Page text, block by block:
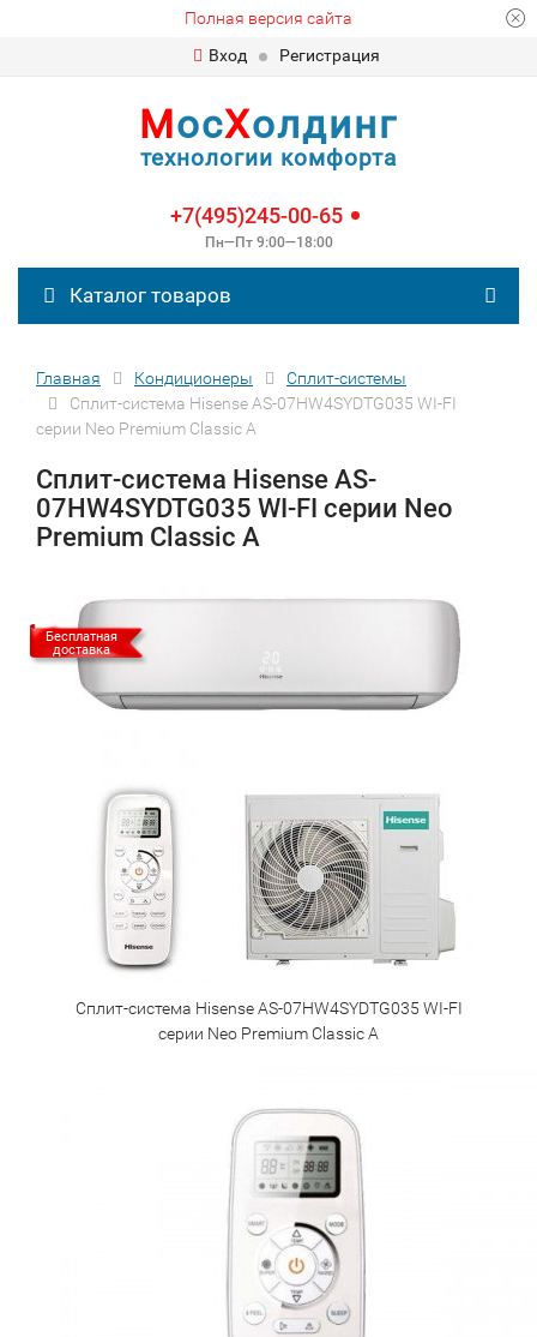
Полная версия сайта
Вход
Регистрация
МосХолдинг
технологии комфорта
+7(495)245-00-65
Пн—Пт 9:00—18:00
Каталог товаров
Главная Кондиционеры
Сплит-сиcтемы
Сплит-система Hisense AS-07HW4SYDTG035 WI-FI
серии Neo Premium Classic A
Сплит-система Hisense AS-
07HW4SYDTG035 WI-FI серии Neo
Premium Classic A
Бесплатная
доставка
Сплит-система Hisense AS-07HW4SYDTG035 WI-FI
серии Neo Premium Classic A